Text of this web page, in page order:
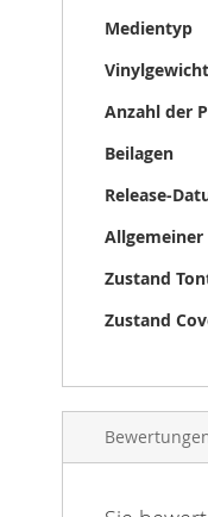
Medientyp
Anzahl der
Beilagen
Release-
Zustand
Zustand